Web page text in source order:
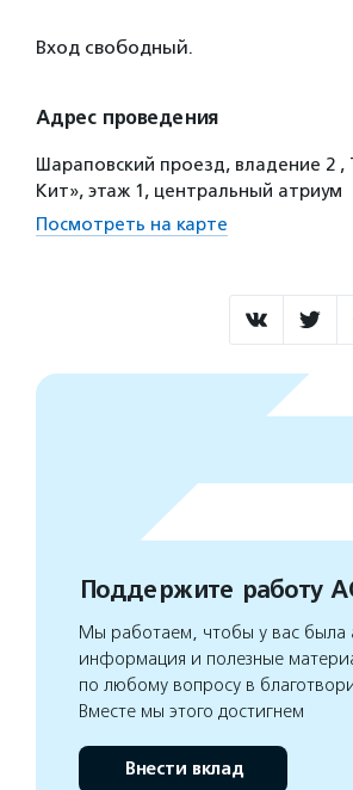
Вход свободный.
Адрес проведения
Шараповский проезд, владение 2 ,
Кит», этаж 1, центральный атриум
Посмотреть на карте
Поддержите работу
Мы работаем, чтобы у вас была
информация и полезные
по любому вопросу в
Вместе мы этого достигнем
Внести вклад